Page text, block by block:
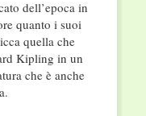
dell’epoca in
quanto i suoi
quella che
Kipling in un
che è anche